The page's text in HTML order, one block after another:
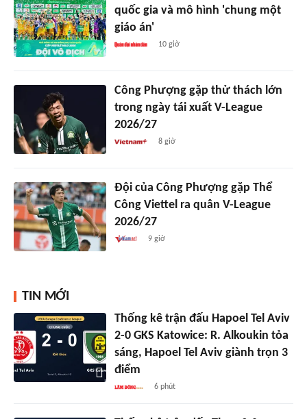
quốc gia và mô hình 'chung một
giáo án'
10 giờ
Công Phượng gặp thử thách lớn
trong ngày tái xuất V-League
2026/27
8 giờ
Đội của Công Phượng gặp Thể
Công Viettel ra quân V-League
2026/27
9 giờ
TIN MỚI
Thống kê trận đấu Hapoel Tel Aviv
2-0 GKS Katowice: R. Alkoukin tỏa
sáng, Hapoel Tel Aviv giành trọn 3
điểm
6 phút